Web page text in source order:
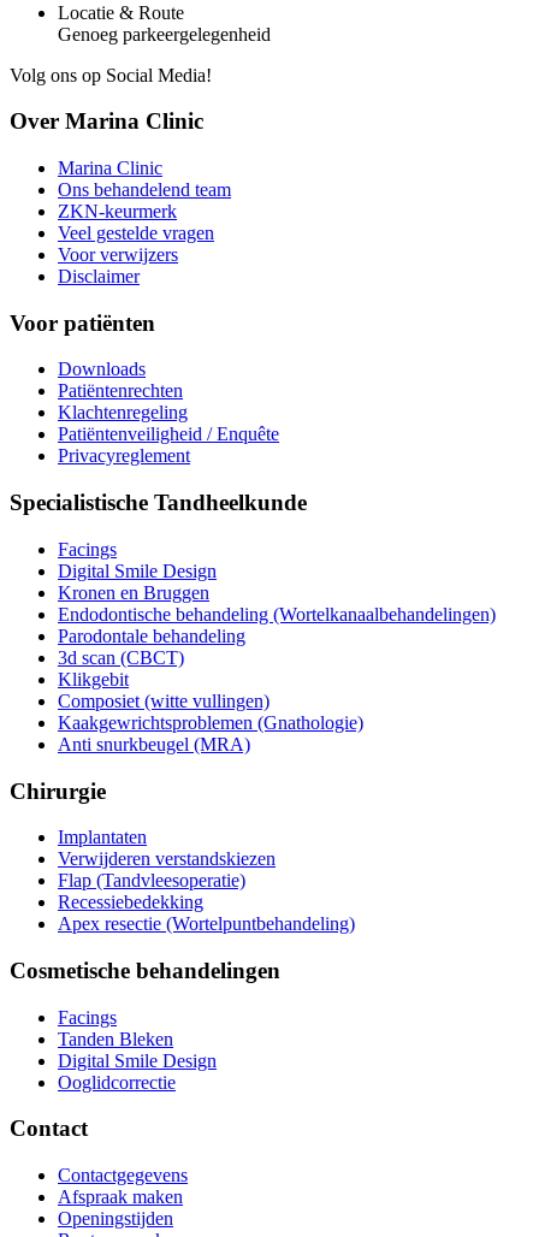
Locatie & Route
Genoeg parkeergelegenheid
Volg ons op Social Media!
Over Marina Clinic
Marina Clinic
Ons behandelend team
ZKN-keurmerk
Veel gestelde vragen
Voor verwijzers
Disclaimer
Voor patiënten
Downloads
Patiëntenrechten
Klachtenregeling
Patiëntenveiligheid / Enquête
Privacyreglement
Specialistische Tandheelkunde
Facings
Digital Smile Design
Kronen en Bruggen
Endodontische behandeling (Wortelkanaalbehandelingen)
Parodontale behandeling
3d scan (CBCT)
Klikgebit
Composiet (witte vullingen)
Kaakgewrichtsproblemen (Gnathologie)
Anti snurkbeugel (MRA)
Chirurgie
Implantaten
Verwijderen verstandskiezen
Flap (Tandvleesoperatie)
Recessiebedekking
Apex resectie (Wortelpuntbehandeling)
Cosmetische behandelingen
Facings
Tanden Bleken
Digital Smile Design
Ooglidcorrectie
Contact
Contactgegevens
Afspraak maken
Openingstijden